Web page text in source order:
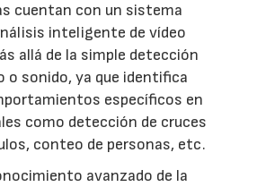
cuentan con un sistema
inteligente de vídeo
allá de la simple detección
o sonido, ya que identifica
específicos en
como detección de cruces
conteo de personas, etc.
avanzado de la